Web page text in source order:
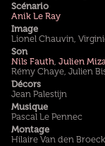
Scénario
Anik Le Ray
Image
Lionel Chauvin,
Son
Nils Fauth, Julien
Rémy Chaye, Julien
Décors
Jean Palestijn
Musique
Pascal Le Pennec
Montage
Hilaire Van den Broeck